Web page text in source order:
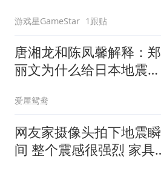
游戏星GameStar 1跟贴
唐湘龙和陈凤馨解释：郑
丽文为什么给日本地震捐
爱屋鸳鸯
网友家摄像头拍下地震瞬
间 整个震感很强烈 家具